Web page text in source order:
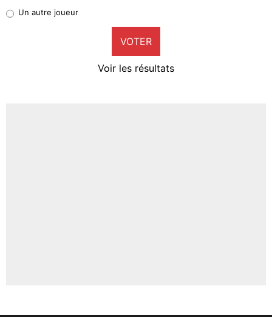
9%
Un autre joueur
VOTER
Voir les résultats